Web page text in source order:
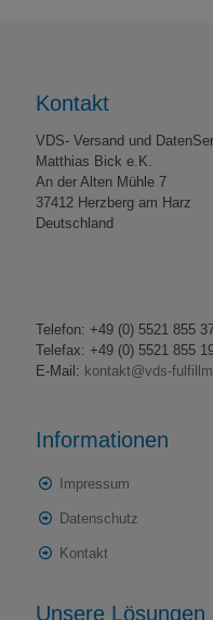
Kontakt
VDS- Versand und
Matthias Bick e.K.
An der Alten Mühle 7
37412 Herzberg am Harz
Deutschland
Telefon: +49 (0) 5521 855
Telefax: +49 (0) 5521 855
E-Mail: kontakt@vds-
Informationen
Impressum
Datenschutz
Kontakt
Unsere Lösungen